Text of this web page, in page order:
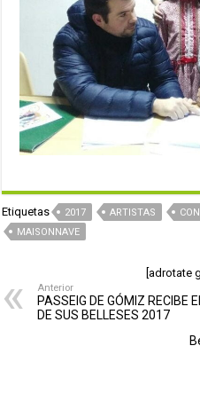
Etiquetas 2017 ARTISTAS
MAISONNAVE
[adrotate
Anterior
PASSEIG DE GÓMIZ RECIBE
DE SUS BELLESES 2017